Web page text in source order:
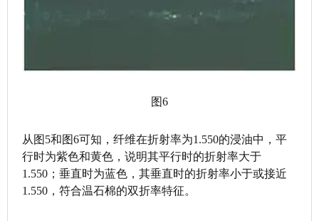
图6
从图5和图6可知，纤维在折射率为1.550的浸油中，平
行时为紫色和黄色，说明其平行时的折射率大于
1.550；垂直时为蓝色，其垂直时的折射率小于或接近
1.550，符合温石棉的双折率特征。